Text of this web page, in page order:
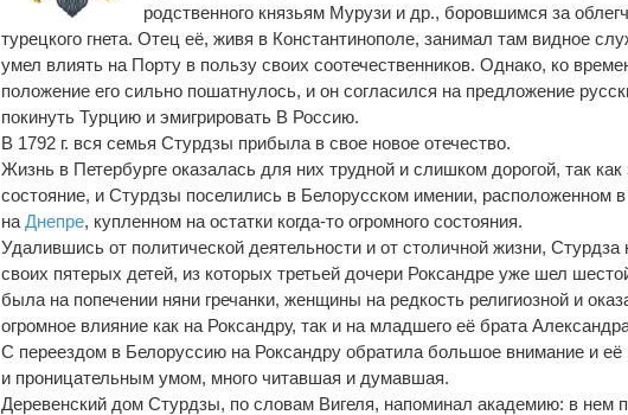
родственного князьям Мурузи и др., боровшимся за
турецкого гнета. Отец её, живя в Константинополе, занимал там видное
умел влиять на Порту в пользу своих соотечественников. Однако, ко
положение его сильно пошатнулось, и он согласился на предложение
покинуть Турцию и эмигрировать В Россию.
В 1792 г. вся семья Стурдзы прибыла в свое новое отечество.
Жизнь в Петербурге оказалась для них трудной и слишком дорогой, так
состояние, и Стурдзы поселились в Белорусском имении, расположенном
наДнепре, купленном на остатки когда-то огромного состояния.
Удалившись от политической деятельности и от столичной жизни, Стурдза
своих пятерых детей, из которых третьей дочери Роксандре уже шел
была на попечении няни гречанки, женщины на редкость религиозной и
огромное влияние как на Роксандру, так и на младшего её брата
С переездом в Белоруссию на Роксандру обратила большое внимание и
и проницательным умом, много читавшая и думавшая.
Деревенский дом Стурдзы, по словам Вигеля, напоминал академию: в нем